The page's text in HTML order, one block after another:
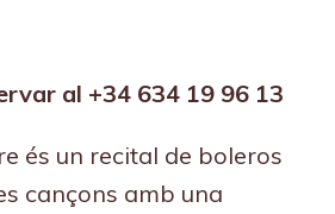
al +34 634 19 96 13
és un recital de boleros
cançons amb una